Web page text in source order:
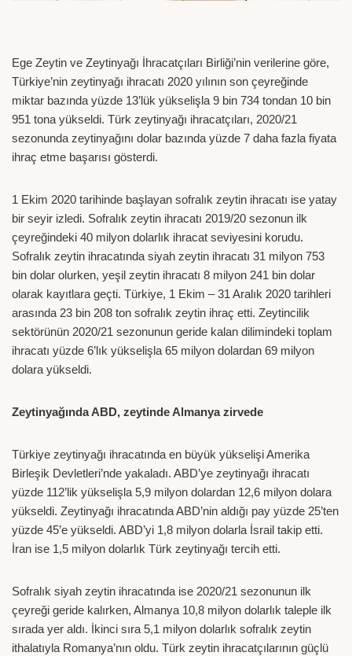
Ege Zeytin ve Zeytinyağı İhracatçıları Birliği’nin verilerine göre,
Türkiye’nin zeytinyağı ihracatı 2020 yılının son çeyreğinde
miktar bazında yüzde 13’lük yükselişla 9 bin 734 tondan 10 bin
951 tona yükseldi. Türk zeytinyağı ihracatçıları, 2020/21
sezonunda zeytinyağını dolar bazında yüzde 7 daha fazla fiyata
ihraç etme başarısı gösterdi.
1 Ekim 2020 tarihinde başlayan sofralık zeytin ihracatı ise yatay
bir seyir izledi. Sofralık zeytin ihracatı 2019/20 sezonun ilk
çeyreğindeki 40 milyon dolarlık ihracat seviyesini korudu.
Sofralık zeytin ihracatında siyah zeytin ihracatı 31 milyon 753
bin dolar olurken, yeşil zeytin ihracatı 8 milyon 241 bin dolar
olarak kayıtlara geçti. Türkiye, 1 Ekim – 31 Aralık 2020 tarihleri
arasında 23 bin 208 ton sofralık zeytin ihraç etti. Zeytincilik
sektörünün 2020/21 sezonunun geride kalan dilimindeki toplam
ihracatı yüzde 6’lık yükselişla 65 milyon dolardan 69 milyon
dolara yükseldi.
Zeytinyağında ABD, zeytinde Almanya zirvede
Türkiye zeytinyağı ihracatında en büyük yükselişi Amerika
Birleşik Devletleri’nde yakaladı. ABD’ye zeytinyağı ihracatı
yüzde 112’lik yükselişla 5,9 milyon dolardan 12,6 milyon dolara
yükseldi. Zeytinyağı ihracatında ABD’nin aldığı pay yüzde 25’ten
yüzde 45’e yükseldi. ABD’yi 1,8 milyon dolarla İsrail takip etti.
İran ise 1,5 milyon dolarlık Türk zeytinyağı tercih etti.
Sofralık siyah zeytin ihracatında ise 2020/21 sezonunun ilk
çeyreği geride kalırken, Almanya 10,8 milyon dolarlık taleple ilk
sırada yer aldı. İkinci sıra 5,1 milyon dolarlık sofralık zeytin
ithalatıyla Romanya’nın oldu. Türk zeytin ihracatçılarının güçlü